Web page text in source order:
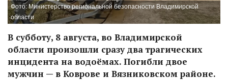
Фото: Министерство региональной безопасности Владимирской
области
В субботу, 8 августа, во Владимирской
области произошли сразу два трагических
инцидента на водоёмах. Погибли двое
мужчин — в Коврове и Вязниковском районе.